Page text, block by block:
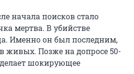
начала поисков стало
мертва. В убийстве
Именно он был последним,
живых. Позже на допросе 50-
шокирующее